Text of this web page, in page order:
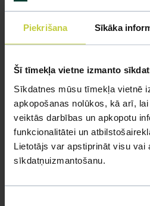
Piekrišana Sīkāka
Šī tīmekļa vietne izmanto
Sīkdatnes mūsu tīmekļa vietnē
apkopošanas nolūkos, kā arī,
veiktās darbības un apkopotu
funkcionalitātei un
Lietotājs var apstiprināt visu vai
sīkdatņuizmantošanu.
UZDOT JAUTĀJUMU
cīnītājzivtiņa.
#cinitajzivtina Sveiki! Pie
gandrīz 2 gadus. Apetīte ir, ēd
dažreiz 2x dienā.
#cinitajzivtina